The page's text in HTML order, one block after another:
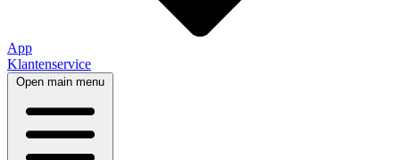
App
Klantenservice
Open main menu